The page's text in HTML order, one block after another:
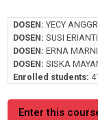
DOSEN: YECY
DOSEN: SUSI ERIANTI
DOSEN: ERNA MARNI
DOSEN: SISKA
Enrolled students:
Enter this